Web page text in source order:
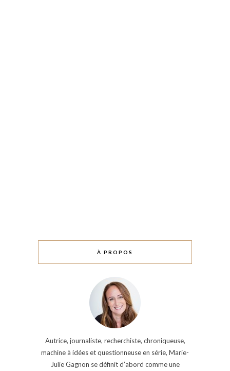
À PROPOS
Autrice, journaliste, recherchiste, chroniqueuse,
machine à idées et questionneuse en série, Marie-
Julie Gagnon se définit d’abord comme une